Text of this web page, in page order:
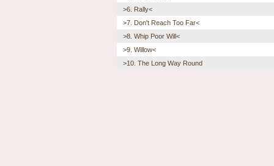
>6. Rally<
>7. Don't Reach Too Far<
>8. Whip Poor Will<
>9. Willow<
>10. The Long Way Round